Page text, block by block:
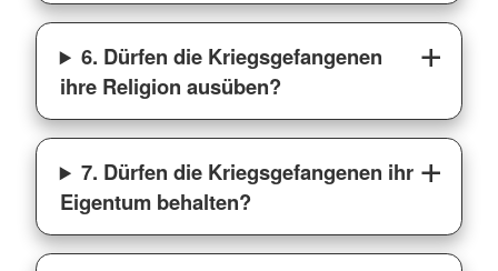
6. Dürfen die Kriegsgefangenen
ihre Religion ausüben?
7. Dürfen die Kriegsgefangenen ihr
Eigentum behalten?